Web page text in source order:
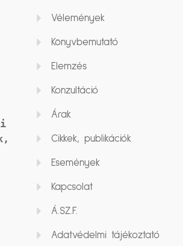
Vélemények
Könyvbemutató
Elemzés
Konzultáció
Árak
Cikkek, publikációk
Események
Kapcsolat
Á.SZ.F.
Adatvédelmi tájékoztató